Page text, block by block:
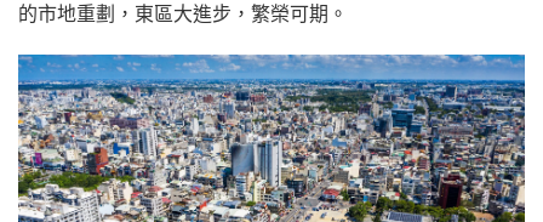
的市地重劃，東區大進步，繁榮可期。